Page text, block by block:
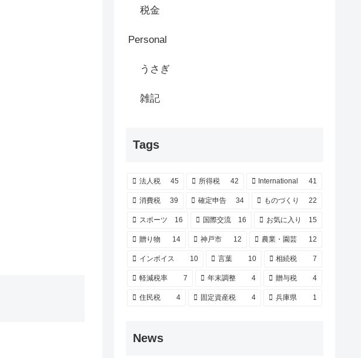
税金
Personal
うさぎ
雑記
Tags
法人税 45 所得税 42 International 41
消費税 39 確定申告 34 ものづくり 22
スポーツ 16 国際交流 16 お気に入り 15
贈り物 14 神戸市 12 農業・園芸 12
インボイス 10 言葉 10 相続税 7
軽減税率 7 年末調整 4 贈与税 4
住民税 4 固定資産税 4 兵庫県 1
News